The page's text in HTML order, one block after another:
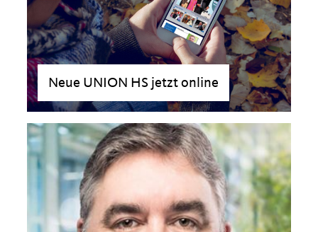
Neue UNION HS jetzt online